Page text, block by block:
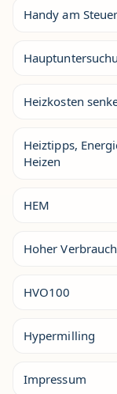
Handy am Steuer
Heizkosten
Heiztipps,
Heizen
HEM
Hoher
HVO100
Hypermilling
Impressum